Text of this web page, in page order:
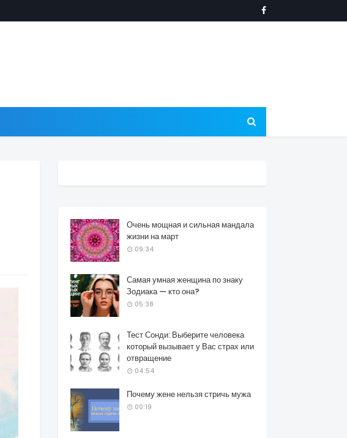
Очень мощная и сильная мандала
жизни на март
09:34
Самая умная женщина по знаку
Зодиака — кто она?
05:38
Тест Сонди: Выберите человека
который вызывает у Вас страх или
отвращение
04:54
Почему жене нельзя стричь мужа
00:19